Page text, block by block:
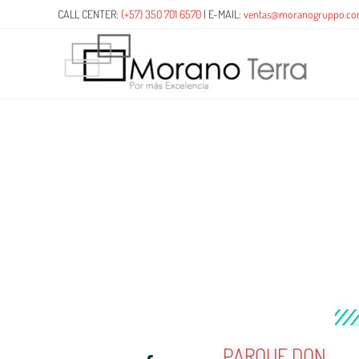
CALL CENTER: (+57) 350 701 6570 | E-MAIL: